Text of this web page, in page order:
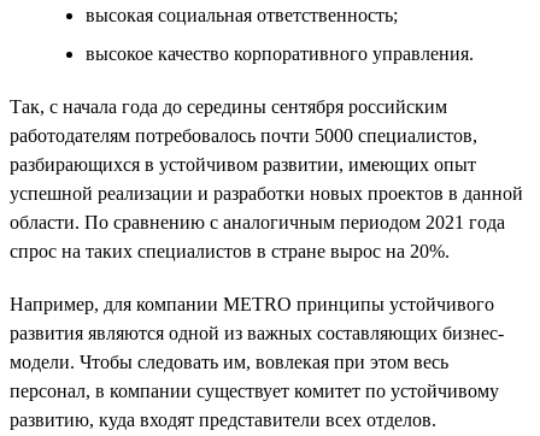
высокая социальная ответственность;
высокое качество корпоративного управления.
Так, с начала года до середины сентября российским
работодателям потребовалось почти 5000 специалистов,
разбирающихся в устойчивом развитии, имеющих опыт
успешной реализации и разработки новых проектов в данной
области. По сравнению с аналогичным периодом 2021 года
спрос на таких специалистов в стране вырос на 20%.
Например, для компании METRO принципы устойчивого
развития являются одной из важных составляющих бизнес-
модели. Чтобы следовать им, вовлекая при этом весь
персонал, в компании существует комитет по устойчивому
развитию, куда входят представители всех отделов.